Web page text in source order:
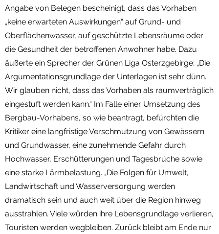
Angabe von Belegen bescheinigt, dass das Vorhaben
„keine erwarteten Auswirkungen“ auf Grund- und
Oberflächenwasser, auf geschützte Lebensräume oder
die Gesundheit der betroffenen Anwohner habe. Dazu
äußerte ein Sprecher der Grünen Liga Osterzgebirge: „Die
Argumentationsgrundlage der Unterlagen ist sehr dünn.
Wir glauben nicht, dass das Vorhaben als raumverträglich
eingestuft werden kann.“ Im Falle einer Umsetzung des
Bergbau-Vorhabens, so wie beantragt, befürchten die
Kritiker eine langfristige Verschmutzung von Gewässern
und Grundwasser, eine zunehmende Gefahr durch
Hochwasser, Erschütterungen und Tagesbrüche sowie
eine starke Lärmbelastung. „Die Folgen für Umwelt,
Landwirtschaft und Wasserversorgung werden
dramatisch sein und auch weit über die Region hinweg
ausstrahlen. Viele würden ihre Lebensgrundlage verlieren,
Touristen werden wegbleiben. Zurück bleibt am Ende nur